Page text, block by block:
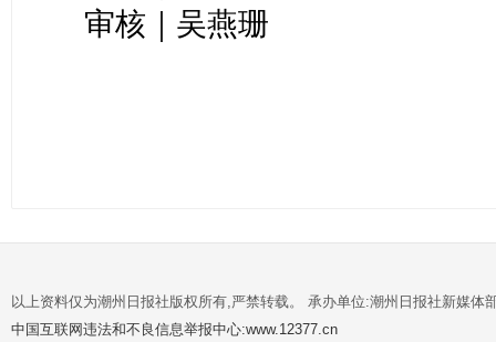
审核｜吴燕珊
以上资料仅为潮州日报社版权所有,严禁转载。 承办单位:潮州日报社新媒体
中国互联网违法和不良信息举报中心:www.12377.cn